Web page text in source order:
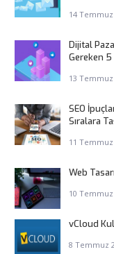
14 Temmuz
Dijital
Gereken
13 Temmuz
SEO
Sıralara
11 Temmuz
Web
10 Temmuz
vCloud
8 Temmuz